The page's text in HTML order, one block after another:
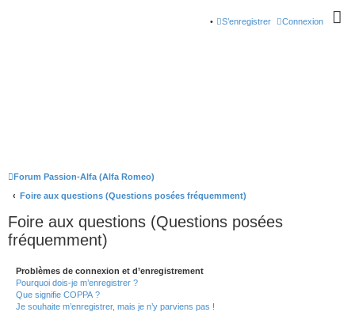
Connexion
S’enregistrer
Forum Passion-Alfa (Alfa Romeo)
Foire aux questions (Questions posées fréquemment)
Foire aux questions (Questions posées
fréquemment)
Problèmes de connexion et d’enregistrement
Pourquoi dois-je m’enregistrer ?
Que signifie COPPA ?
Je souhaite m’enregistrer, mais je n’y parviens pas !